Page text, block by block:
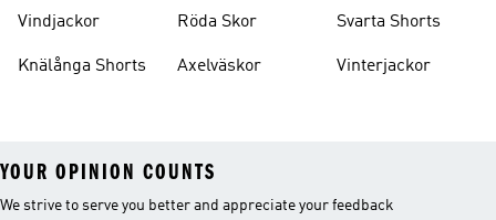
Vindjackor
Knälånga Shorts
Röda Skor
Axelväskor
Svarta Shorts
Vinterjackor
YOUR OPINION COUNTS
We strive to serve you better and appreciate your feedback